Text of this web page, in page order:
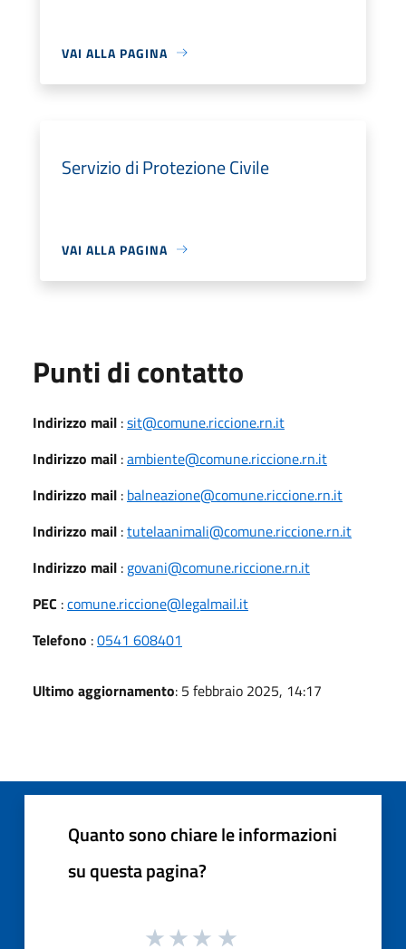
VAI ALLA PAGINA
Servizio di Protezione Civile
VAI ALLA PAGINA
Punti di contatto
Indirizzo mail :sit@comune.riccione.rn.it
Indirizzo mail :ambiente@comune.riccione.rn.it
Indirizzo mail : balneazione@comune.riccione.rn.it
Indirizzo mail :tutelaanimali@comune.riccione.rn.it
Indirizzo mail : govani@comune.riccione.rn.it
PEC :comune.riccione@legalmail.it
Telefono :0541 608401
Ultimo aggiornamento: 5 febbraio 2025, 14:17
Quanto sono chiare le informazioni
su questa pagina?